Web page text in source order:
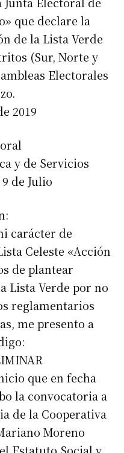
que declare la
de la Lista Verde
(Sur, Norte y
Electorales
2019
y de Servicios
de Julio
carácter de
Celeste «Acción
de plantear
Lista Verde por no
reglamentarios
me presento a
que en fecha
la convocatoria a
de la Cooperativa
Moreno